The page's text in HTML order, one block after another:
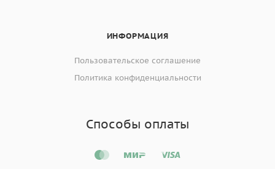
ИНФОРМАЦИЯ
Пользовательское соглашение
Политика конфиденциальности
Способы оплаты